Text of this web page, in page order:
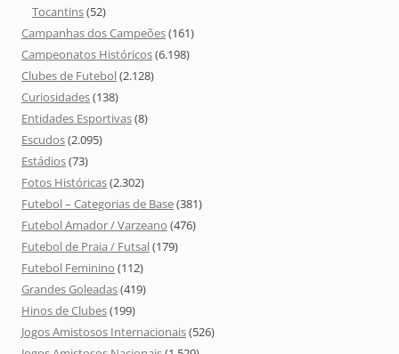
Tocantins(52)
Campanhas dos Campeões(161)
Campeonatos Históricos(6.198)
Clubes de Futebol(2.128)
Curiosidades(138)
Entidades Esportivas(8)
Escudos(2.095)
Estádios(73)
Fotos Históricas(2.302)
Futebol – Categorias de Base(381)
Futebol Amador / Varzeano (476)
Futebol de Praia / Futsal(179)
Futebol Feminino (112)
Grandes Goleadas(419)
Hinos de Clubes(199)
Jogos Amistosos Internacionais(526)